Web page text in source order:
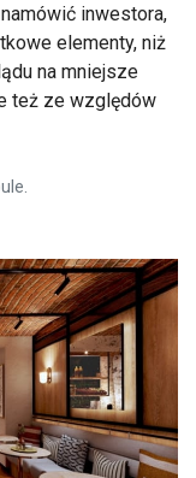
inwestora,
elementy, niż
na mniejsze
też ze względów